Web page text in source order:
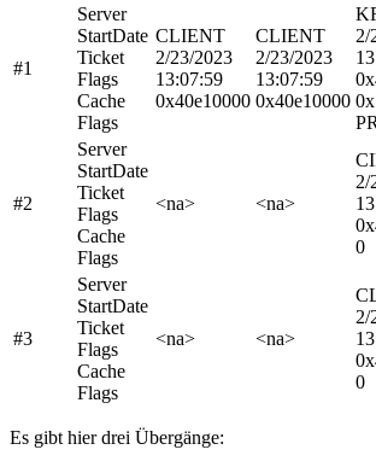
#1
Server
StartDate
Ticket
Flags
Cache
Flags
CLIENT
2/23/2023
13:07:59
0x40e10000
CLIENT
2/23/2023
13:07:59
0x40e10000
2/
#2
Server
StartDate
Ticket
Flags
Cache
Flags
<na> <na>
2/
0
#3
Server
StartDate
Ticket
Flags
Cache
Flags
<na> <na>
2/
0
Es gibt hier drei Übergänge: